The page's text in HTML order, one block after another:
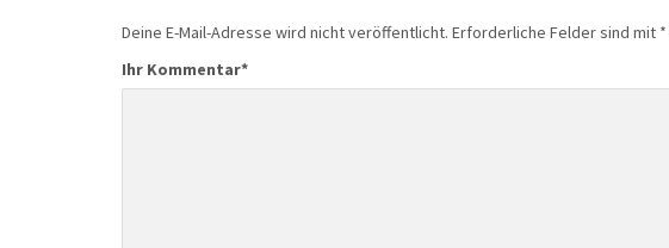
Deine E-Mail-Adresse wird nicht veröffentlicht. Erforderliche Felder sind mit *
Ihr Kommentar*